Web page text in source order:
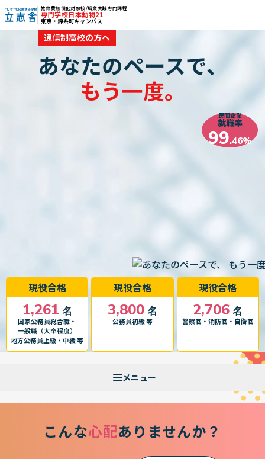
"好き"を応援する学校 立志舎
教育費無償化対象校/職業実践専門課程
専門学校日本動物21
東京・錦糸町キャンパス
民間企業
就職率
99.46%
通信制高校の方へ
あなたのペースで、
もう一度。
現役合格
1,261 名
国家公務員総合職・
一般職（大卒程度）
地方公務員上級・中級 等
現役合格
3,800 名
公務員初級 等
現役合格
2,706 名
警察官・消防官・自衛官
こんな心配ありませんか？